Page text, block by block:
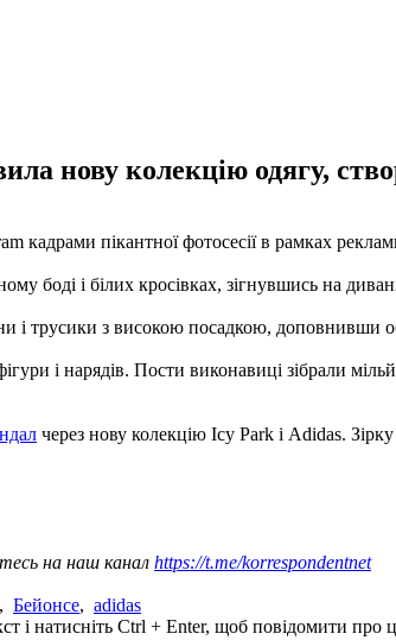
нову колекцію одягу,
кадрами пікантної фотосесії в рамках
боді і білих кросівках, зігнувшись на
і трусики з високою посадкою, доповнивши
і нарядів. Пости виконавиці зібрали
через нову колекцію Icy Park і Adidas.
на наш канал https://t.me/korrespondentnet
, Бейонсе, adidas
і натисніть Ctrl + Enter, щоб повідомити про